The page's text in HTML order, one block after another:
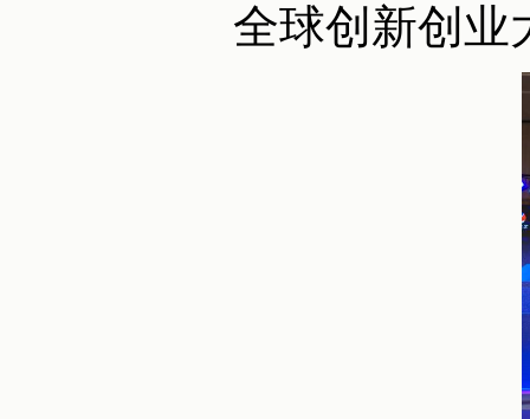
全球创新创业